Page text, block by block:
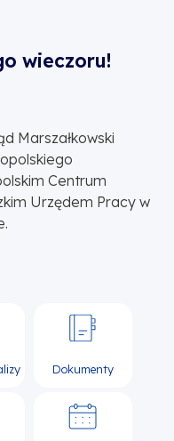
wieczoru!
Marszałkowski
Centrum
Urzędem Pracy w
Dokumenty